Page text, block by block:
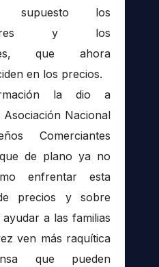
los
y los
que ahora
en los precios.
la dio a
Nacional
Comerciantes
de plano ya no
enfrentar esta
precios y sobre
a las familias
ven más raquítica
que pueden